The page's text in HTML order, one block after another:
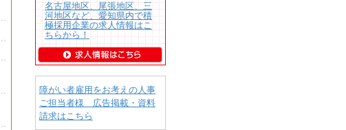
名古屋地区、尾張地区、三
河地区など、愛知県内で積
極採用企業の求人情報はこ
ちらから！
障がい者雇用をお考えの人事
ご担当者様 広告掲載・資料
請求はこちら